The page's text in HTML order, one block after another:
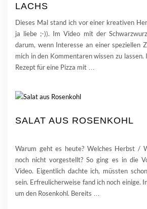
LACHS
Dieses Mal stand ich vor einer kreativen
ja liebe ;-)). Im Video mit der
darum, wenn Interesse an einer speziellen
mich in den Kommentaren wissen zu
Rezept für eine Pizza mit
SALAT AUS ROSENKOHL
Warum geht es heute? Welches Herbst /
noch nicht vorgestellt? So ging es in die
Video. Eigentlich dachte ich, müssten
sein. Erfreulicherweise fand ich noch einige.
um den Rosenkohl. Bereits